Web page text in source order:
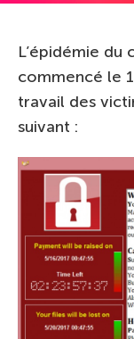
L’épidémie du
commencé le
travail des
suivant :